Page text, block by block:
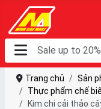
Trang chủ Sản
Thực phẩm chế
Kim chi cải thảo